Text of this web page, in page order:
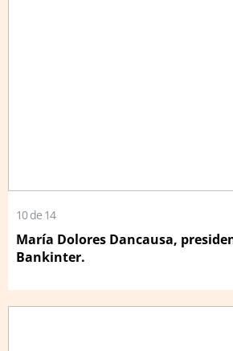
10 de 14
María Dolores Dancausa,
Bankinter.